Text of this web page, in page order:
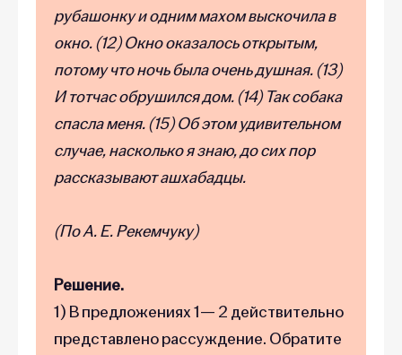
рубашонку и одним махом выско­чила в
окно. (12) Окно оказалось открытым,
потому что ночь была очень душная. (13)
И тотчас обрушился дом. (14) Так собака
спасла меня. (15) Об этом удивительном
случае, на­сколько я знаю, до сих пор
рассказывают ашхабадцы.
(По А. Е. Рекемчуку)
Решение.
1) В предложениях 1— 2 действительно
представлено рассуждение. Обратите